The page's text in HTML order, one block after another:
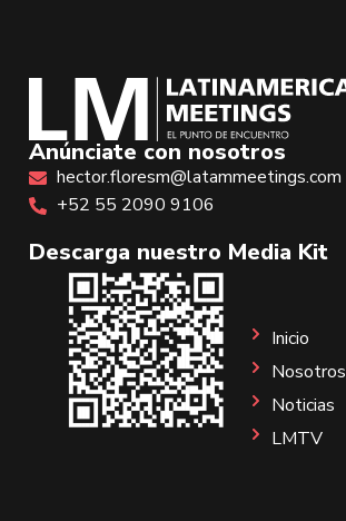
Anúnciate con nosotros
hector.floresm@latammeetings.com
+52 55 2090 9106
Descarga nuestro Media Kit
Inicio
Nosotros
Noticias
LMTV